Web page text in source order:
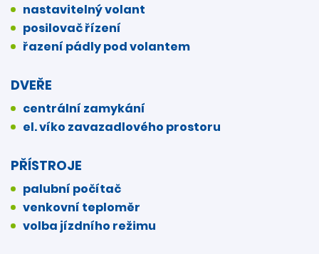
nastavitelný volant
posilovač řízení
řazení pádly pod volantem
DVEŘE
centrální zamykání
el. víko zavazadlového prostoru
PŘÍSTROJE
palubní počítač
venkovní teploměr
volba jízdního režimu